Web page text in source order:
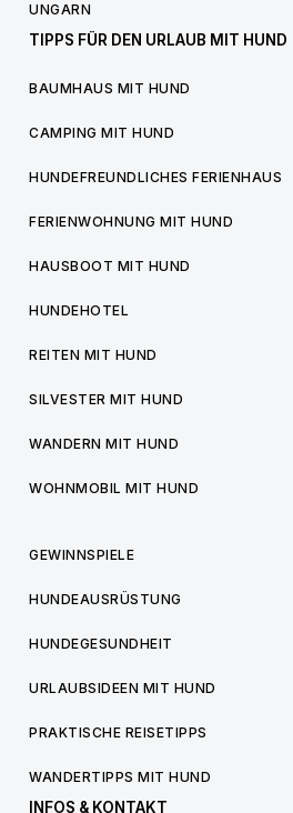
UNGARN
TIPPS FÜR DEN URLAUB MIT HUND
BAUMHAUS MIT HUND
CAMPING MIT HUND
HUNDEFREUNDLICHES FERIENHAUS
FERIENWOHNUNG MIT HUND
HAUSBOOT MIT HUND
HUNDEHOTEL
REITEN MIT HUND
SILVESTER MIT HUND
WANDERN MIT HUND
WOHNMOBIL MIT HUND
GEWINNSPIELE
HUNDEAUSRÜSTUNG
HUNDEGESUNDHEIT
URLAUBSIDEEN MIT HUND
PRAKTISCHE REISETIPPS
WANDERTIPPS MIT HUND
INFOS & KONTAKT